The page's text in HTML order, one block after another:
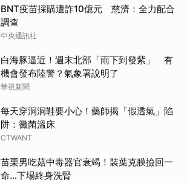
BNT疫苗採購遭詐10億元 慈濟：全力配合
調查
中央通訊社
白海豚逼近！週末北部「雨下到發紫」 有
機會發布陸警？氣象署說明了
華視新聞
每天穿洞洞鞋要小心！藥師揭「假透氣」陷
阱：黴菌溫床
CTWANT
苗栗男吃菇中毒器官衰竭！裝葉克膜撿回一
命…下場終身洗腎